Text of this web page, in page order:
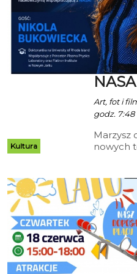
Kultura
przy
NASA
Art, fot i
godz. 7:48
Marzysz
nowych
z
będzie
lato.
w
Ala z mat.